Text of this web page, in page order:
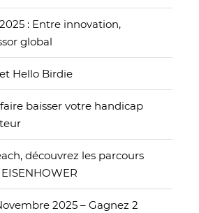
: Entre innovation,
global
Hello Birdie
baisser votre handicap
découvrez les parcours
2025 – Gagnez 2